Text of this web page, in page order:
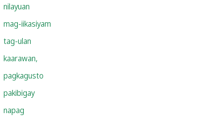
nilayuan
mag-iikasiyam
tag-ulan
kaarawan,
pagkagusto
pakibigay
napag